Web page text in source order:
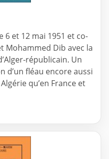
et 12 mai 1951 et co-
Mohammed Dib avec la
républicain. Un
d’un fléau encore aussi
qu’en France et